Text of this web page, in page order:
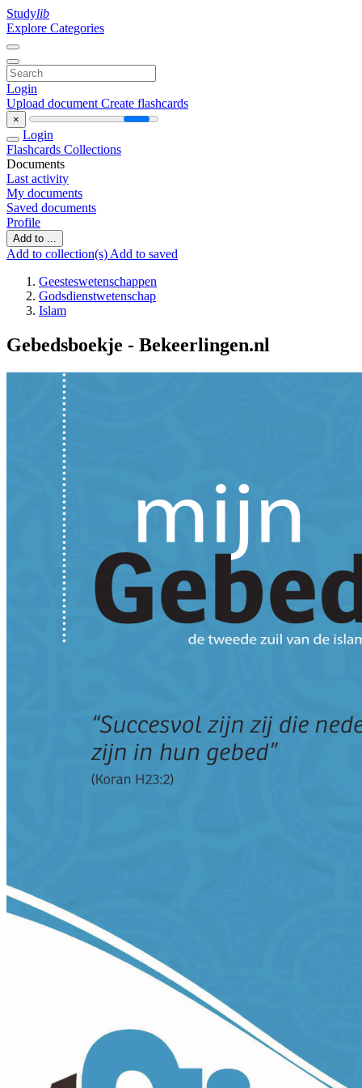
Studylib
Explore Categories
Login
Upload document Create flashcards
×
Login
Flashcards Collections
Documents
Last activity
My documents
Saved documents
Profile
Add to ...
Add to collection(s) Add to saved
Geesteswetenschappen
Godsdienstwetenschap
Islam
Gebedsboekje - Bekeerlingen.nl